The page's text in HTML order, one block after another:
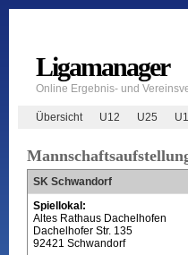
Ligamanager
Online Ergebnis- und
Übersicht U12 U25
SK Schwandorf
Spiellokal:
Altes Rathaus Dachelhofen
Dachelhofer Str. 135
92421 Schwandorf